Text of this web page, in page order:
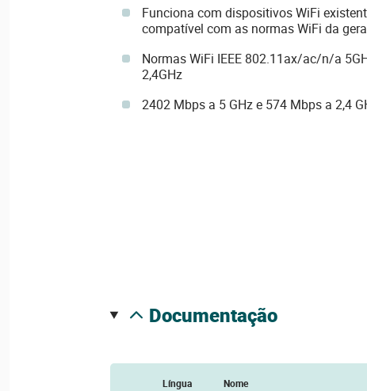
Funciona com dispositivos WiFi
compatível com as normas WiFi da
Normas WiFi IEEE 802.11ax/ac/n/a
2,4GHz
2402 Mbps a 5 GHz e 574 Mbps a 2,4
documentação
Língua Nome